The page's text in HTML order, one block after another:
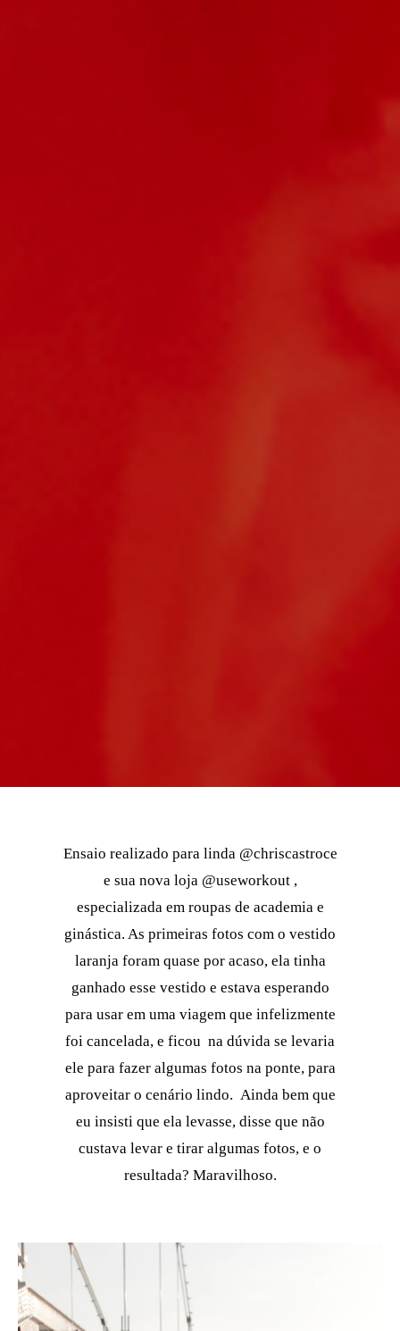
Ensaio realizado para linda @chriscastroce
e sua nova loja @useworkout ,
especializada em roupas de academia e
ginástica. As primeiras fotos com o vestido
laranja foram quase por acaso, ela tinha
ganhado esse vestido e estava esperando
para usar em uma viagem que infelizmente
foi cancelada, e ficou na dúvida se levaria
ele para fazer algumas fotos na ponte, para
aproveitar o cenário lindo. Ainda bem que
eu insisti que ela levasse, disse que não
custava levar e tirar algumas fotos, e o
resultada? Maravilhoso.